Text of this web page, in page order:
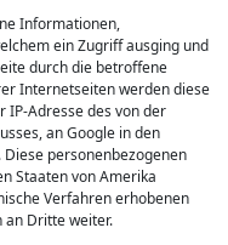
Informationen,
ein Zugriff ausging und
durch die betroffene
Internetseiten werden diese
IP-Adresse des von der
an Google in den
personenbezogenen
Staaten von Amerika
Verfahren erhobenen
an Dritte weiter.